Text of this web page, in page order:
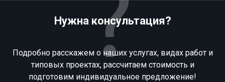
Нужна консультация?
Подробно расскажем о наших услугах, видах работ и
типовых проектах, рассчитаем стоимость и
подготовим индивидуальное предложение!